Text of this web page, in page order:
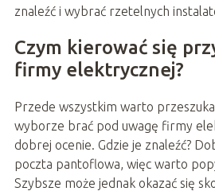
znaleźć i wybrać rzetelnych
Czym kierować się
firmy elektrycznej?
Przede wszystkim warto
wyborze brać pod uwagę firmy
dobrej ocenie. Gdzie je znaleźć?
poczta pantoflowa, więc warto
Szybsze może jednak okazać się